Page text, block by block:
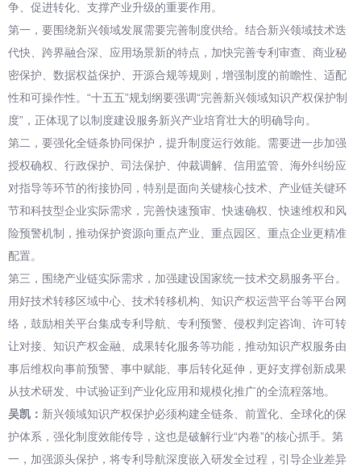
争、促进转化、支撑产业升级的重要作用。
第一，要围绕新兴领域发展需要完善制度供给。结合新兴领域技术迭
代快、跨界融合深、应用场景新的特点，加快完善专利审查、商业秘
密保护、数据权益保护、开源合规等规则，增强制度的前瞻性、适配
性和可操作性。“十五五”规划纲要强调“完善新兴领域知识产权保护制
度”，正体现了以制度建设服务新兴产业培育壮大的明确导向。
第二，要强化全链条协同保护，提升制度运行效能。需要进一步加强
授权确权、行政保护、司法保护、仲裁调解、信用监管、海外纠纷应
对指导等环节的衔接协同，特别是面向关键核心技术、产业链关键环
节和科技型企业实际需求，完善快速预审、快速确权、快速维权和风
险预警机制，推动保护资源向重点产业、重点园区、重点企业更精准
配置。
第三，围绕产业链实际需求，加强建设国家统一技术交易服务平台。
用好技术转移区域中心、技术转移机构、知识产权运营平台等平台网
络，鼓励相关平台集成专利导航、专利预警、侵权判定咨询、许可转
让对接、知识产权金融、成果转化服务等功能，推动知识产权服务由
事后维权向事前预警、事中赋能、事后转化延伸，更好支撑创新成果
从技术研发、中试验证到产业化应用和规模化推广的全流程落地。
吴凯： 新兴领域知识产权保护必须构建全链条、前置化、全球化的保
护体系，强化制度效能传导，这也是破解行业“内卷”的核心抓手。第
一，加强源头保护，将专利导航深度嵌入研发全过程，引导企业差异